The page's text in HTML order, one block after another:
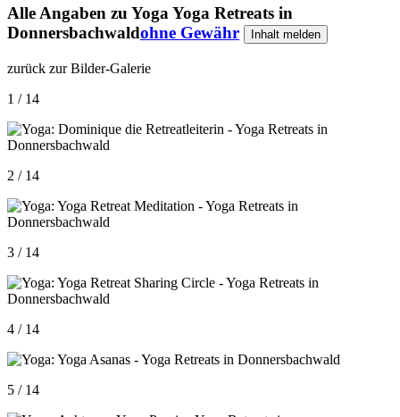
Alle Angaben zu Yoga Yoga Retreats in
Donnersbachwaldohne Gewähr Inhalt melden
zurück zur Bilder-Galerie
1 / 14
2 / 14
3 / 14
4 / 14
5 / 14